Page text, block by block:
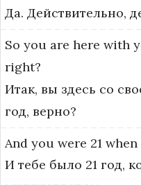
Да. Действительно,
So you are here with
right?
Итак, вы здесь со
год, верно?
And you were 21 when
И тебе было 21 год,